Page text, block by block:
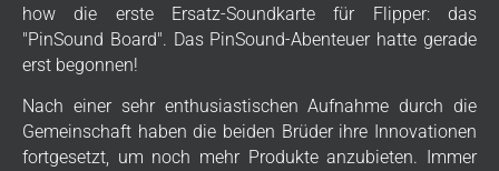
how die erste Ersatz-Soundkarte für Flipper: das
"PinSound Board". Das PinSound-Abenteuer hatte gerade
erst begonnen!
Nach einer sehr enthusiastischen Aufnahme durch die
Gemeinschaft haben die beiden Brüder ihre Innovationen
fortgesetzt, um noch mehr Produkte anzubieten. Immer